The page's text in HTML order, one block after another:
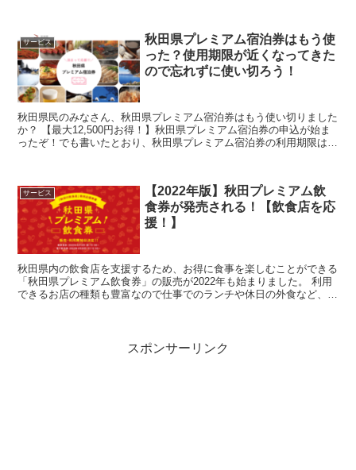
サービス
秋田県プレミアム宿泊券はもう使
った？使用期限が近くなってきた
ので忘れずに使い切ろう！
秋田県民のみなさん、秋田県プレミアム宿泊券はもう使い切りました
か？ 【最大12,500円お得！】秋田県プレミアム宿泊券の申込が始ま
ったぞ！でも書いたとおり、秋田県プレミアム宿泊券の利用期限は2
サービス
【2022年版】秋田プレミアム飲
食券が発売される！【飲食店を応
援！】
秋田県内の飲食店を支援するため、お得に食事を楽しむことができる
「秋田県プレミアム飲食券」の販売が2022年も始まりました。 利用
できるお店の種類も豊富なので仕事でのランチや休日の外食など、こ
スポンサーリンク